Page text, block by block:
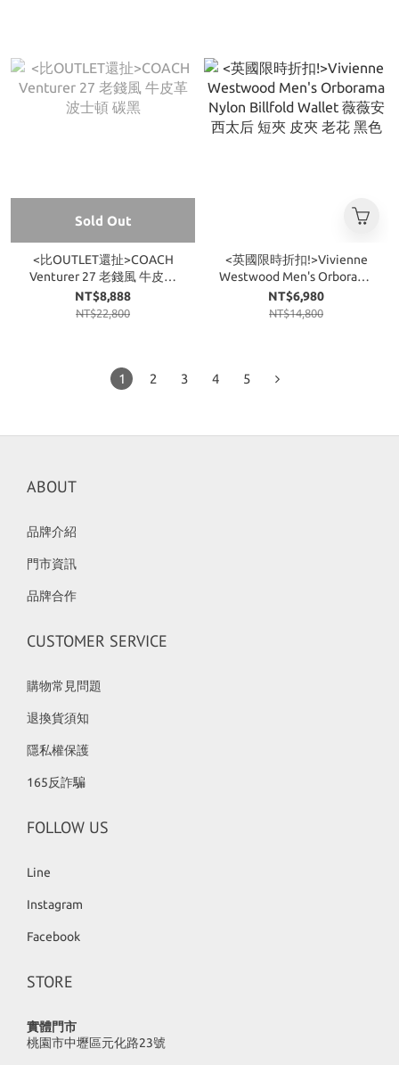
Sold Out
<比OUTLET還扯>COACH
Venturer 27 老錢風 牛皮革
波士頓 碳黑
NT$8,888
NT$22,800
<英國限時折扣!>Vivienne
Westwood Men's Orborama
Nylon Billfold Wallet 薇薇安
西太后 短夾 皮夾 老花 黑色
NT$6,980
NT$14,800
1 2 3 4 5
ABOUT
品牌介紹
門市資訊
品牌合作
CUSTOMER SERVICE
購物常見問題
退換貨須知
隱私權保護
165反詐騙
FOLLOW US
Line
Instagram
Facebook
STORE
實體門市
桃園市中壢區元化路23號